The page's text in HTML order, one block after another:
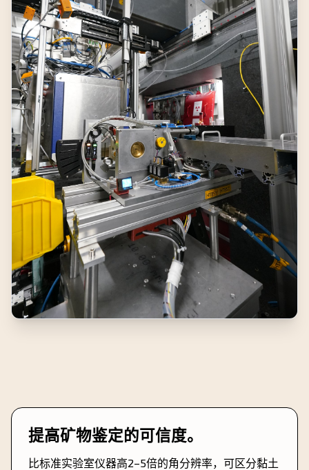
提高矿物鉴定的可信度。
比标准实验室仪器高2–5倍的角分辨率，可区分黏土